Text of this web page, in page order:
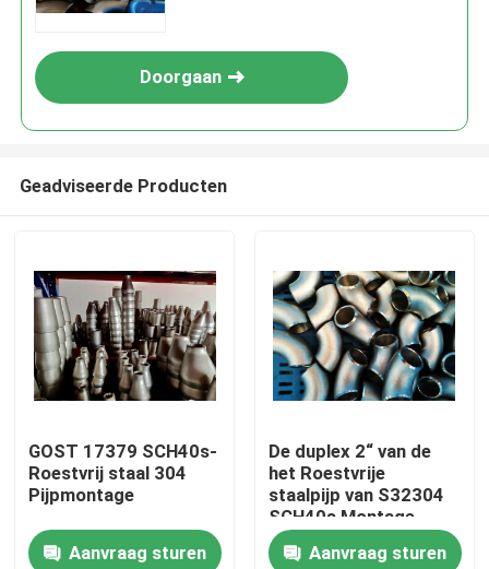
Producten
Ongeveer ons
Doorgaan
Geadviseerde Producten
GOST 17379 SCH40s-
Roestvrij staal 304
Pijpmontage
Aanvraag sturen
De duplex 2“ van de
het Roestvrije
staalpijp van S32304
SCH40s Montage
Aanvraag sturen